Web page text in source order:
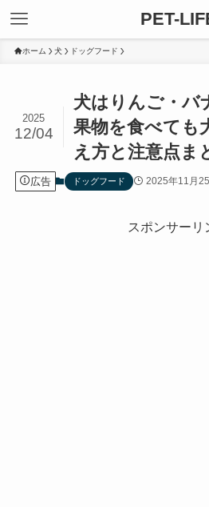
PET-
ホーム 犬 ドッグフード
犬はりんご・バ
果物を食べても
え方と注意点ま
2025
12/04
広告 ドッグフード 2025年11月
スポンサーリ